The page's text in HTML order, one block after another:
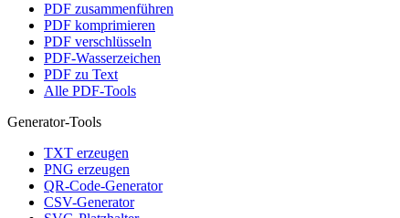
PDF zusammenführen
PDF komprimieren
PDF verschlüsseln
PDF-Wasserzeichen
PDF zu Text
Alle PDF-Tools
Generator-Tools
TXT erzeugen
PNG erzeugen
QR-Code-Generator
CSV-Generator